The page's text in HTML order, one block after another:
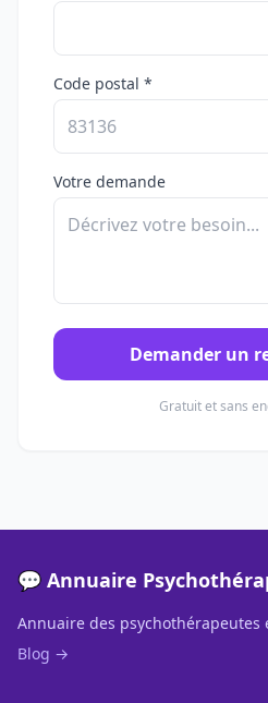
Code postal *
Votre demande
Demander un
Gratuit et sans
💬 Annuaire
Annuaire des psychothérapeutes
Blog →